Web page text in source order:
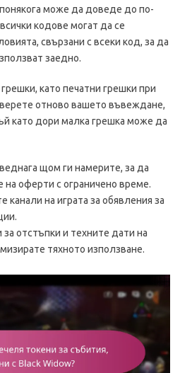
може да доведе до по-
кодове могат да се
свързани с всеки код, за да
заедно.
като печатни грешки при
отново вашето въвеждане,
като дори малка грешка може да
щом ги намерите, за да
на оферти с ограничено време.
на играта за обявления за
отстъпки и техните дати на
тяхното използване.